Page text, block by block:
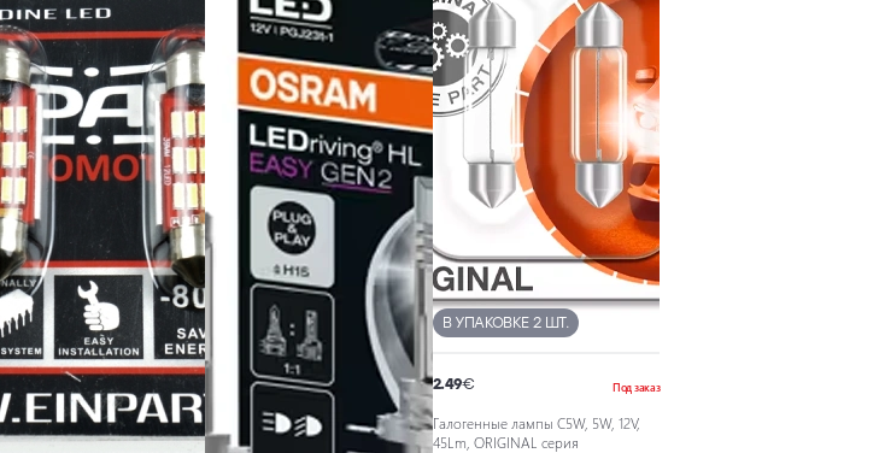
В УПАКОВКЕ 2 ШТ.
2.49€ Под заказ
Галогенные лампы C5W, 5W, 12V,
45Lm, ORIGINAL серия